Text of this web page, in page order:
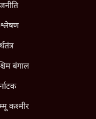
बंगाल
कश्मीर